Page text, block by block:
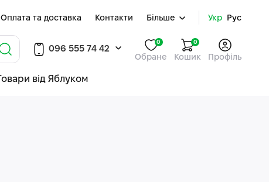
Оплата та доставка Контакти Більше Укр Рус
096 555 74 42
Обране
0 0
Кошик Профіль
Товари від Яблуком